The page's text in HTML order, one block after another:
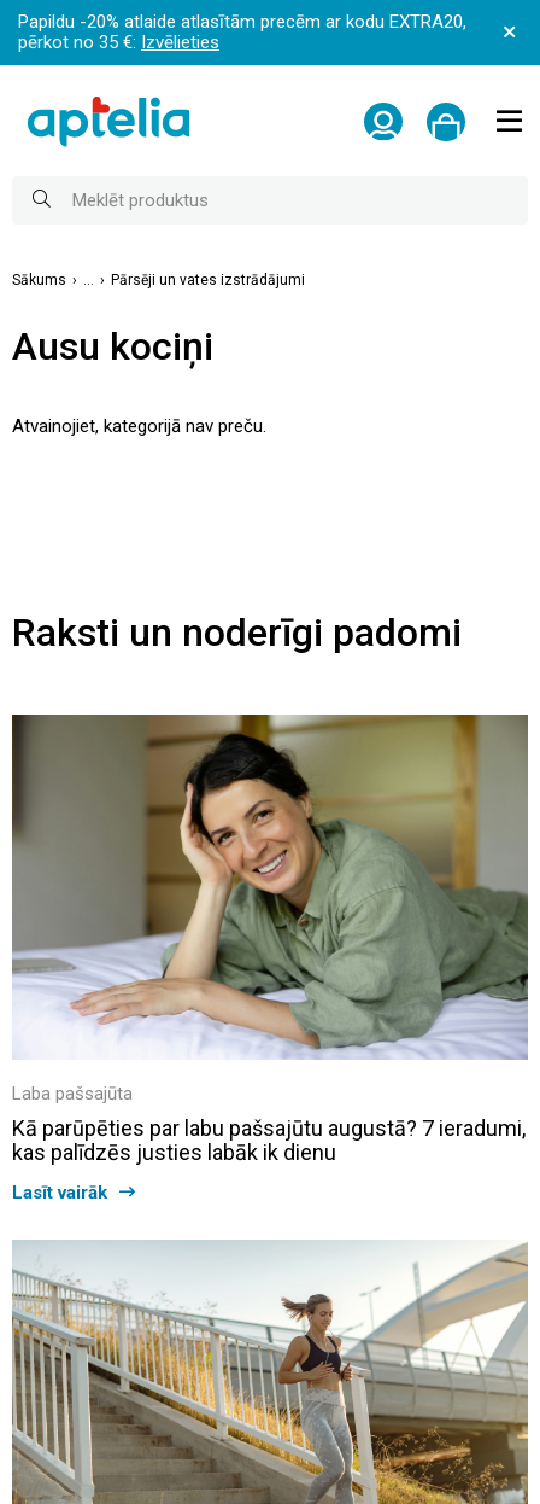
Papildu -20% atlaide atlasītām precēm ar kodu EXTRA20,
pērkot no 35 €: Izvēlieties
Sākums Pārsēji un vates izstrādājumi
Ausu kociņi
Atvainojiet, kategorijā nav preču.
Raksti un noderīgi padomi
Laba pašsajūta
Kā parūpēties par labu pašsajūtu augustā? 7 ieradumi,
kas palīdzēs justies labāk ik dienu
Lasīt vairāk